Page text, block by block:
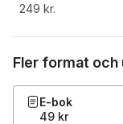
249 kr.
Fler format och
E-bok
49 kr